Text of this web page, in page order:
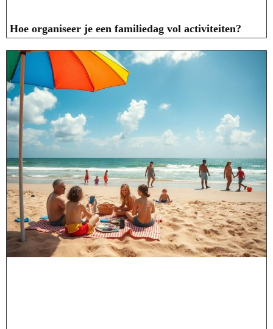
Hoe organiseer je een familiedag vol activiteiten?